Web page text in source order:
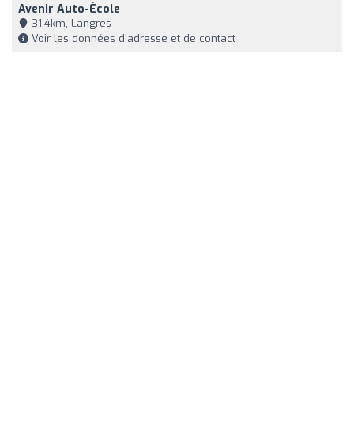
Avenir Auto-École
31,4km, Langres
Voir les données d'adresse et de contact